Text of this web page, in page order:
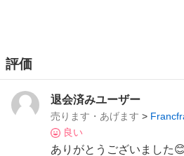
りもこもこ 肌さわ
評価
退会済みユーザー
売ります・あげます >
良い
ありがとうございました